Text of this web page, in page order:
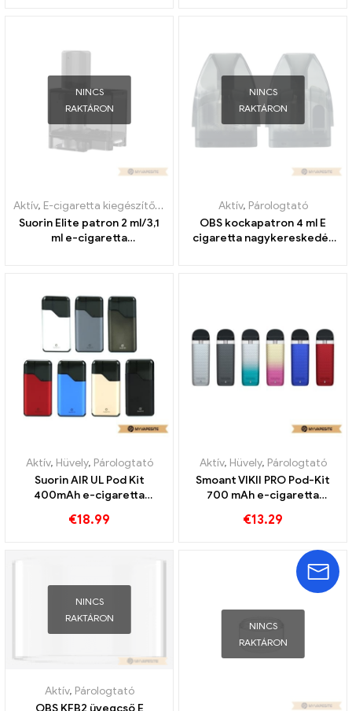
NINCS
RAKTÁRON
Aktív, E-cigaretta kiegészítők ,
Párologtató
Suorin Elite patron 2 ml/3,1
ml e-cigaretta
NINCS
RAKTÁRON
Aktív, Párologtató
OBS kockapatron 4 ml E
cigaretta nagykereskedés
Aktív, Hüvely, Párologtató
Suorin AIR UL Pod Kit
400mAh e-cigaretta
€18.99
Aktív, Hüvely, Párologtató
Smoant VIKII PRO Pod-Kit
700 mAh e-cigaretta
€13.29
NINCS
RAKTÁRON
Aktív, Párologtató
NINCS
RAKTÁRON